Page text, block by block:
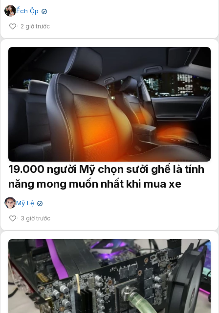
Ếch Ộp ✔
2 giờ trước
19.000 người Mỹ chọn sưởi ghế là tính
năng mong muốn nhất khi mua xe
Mỹ Lệ ✔
3 giờ trước